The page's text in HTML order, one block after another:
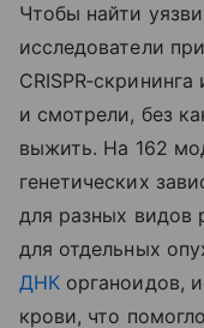
Чтобы найти
исследователи
и смотрели, без
выжить. На 162
генетических
для разных видов
для отдельных
ДНК органоидов,
крови, что